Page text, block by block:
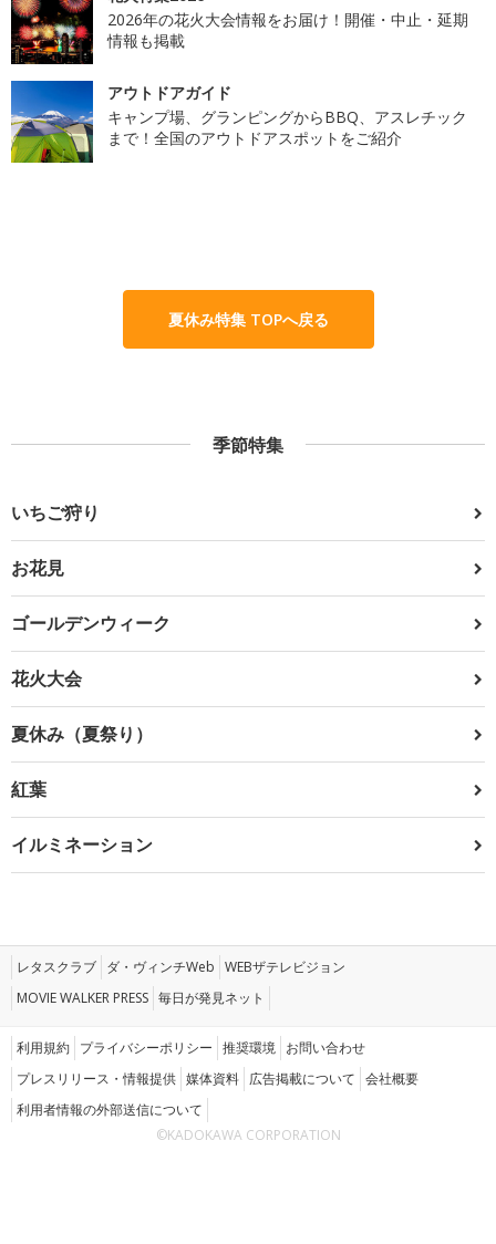
2026年の花火大会情報をお届け！開催・中止・延期
情報も掲載
アウトドアガイド
キャンプ場、グランピングからBBQ、アスレチック
まで！全国のアウトドアスポットをご紹介
夏休み特集 TOPへ戻る
季節特集
いちご狩り
お花見
ゴールデンウィーク
花火大会
夏休み（夏祭り）
紅葉
イルミネーション
レタスクラブ ダ・ヴィンチWeb WEBザテレビジョン
MOVIE WALKER PRESS 毎日が発見ネット
利用規約 プライバシーポリシー 推奨環境 お問い合わせ
プレスリリース・情報提供 媒体資料 広告掲載について 会社概要
利用者情報の外部送信について
©KADOKAWA CORPORATION